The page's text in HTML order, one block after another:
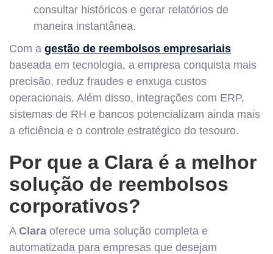
consultar históricos e gerar relatórios de
maneira instantânea.
Com a gestão de reembolsos empresariais
baseada em tecnologia, a empresa conquista mais
precisão, reduz fraudes e enxuga custos
operacionais. Além disso, integrações com ERP,
sistemas de RH e bancos potencializam ainda mais
a eficiência e o controle estratégico do tesouro.
Por que a Clara é a melhor
solução de reembolsos
corporativos?
A Clara oferece uma solução completa e
automatizada para empresas que desejam